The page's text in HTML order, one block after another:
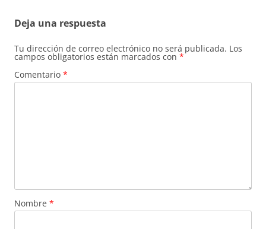
Deja una respuesta
Tu dirección de correo electrónico no será publicada. Los
campos obligatorios están marcados con *
Comentario *
Nombre *